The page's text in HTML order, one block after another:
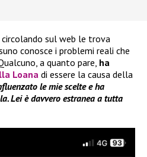
circolando sul web le trova
conosce i problemi reali che
a quanto pare, ha
Loanadi essere la causa della
le mie scelte e ha
Lei è davvero estranea a tutta